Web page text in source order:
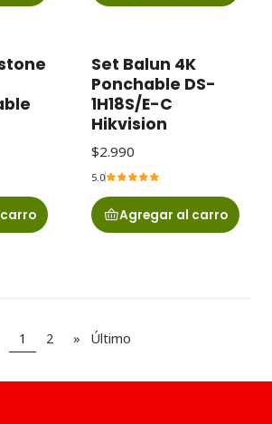
Set Balun 4K
Ponchable DS-
1H18S/E-C
Hikvision
$2.990
5.0
Agregar al carro
1 2 » Último